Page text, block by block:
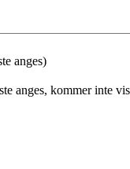
anges)
anges, kommer inte